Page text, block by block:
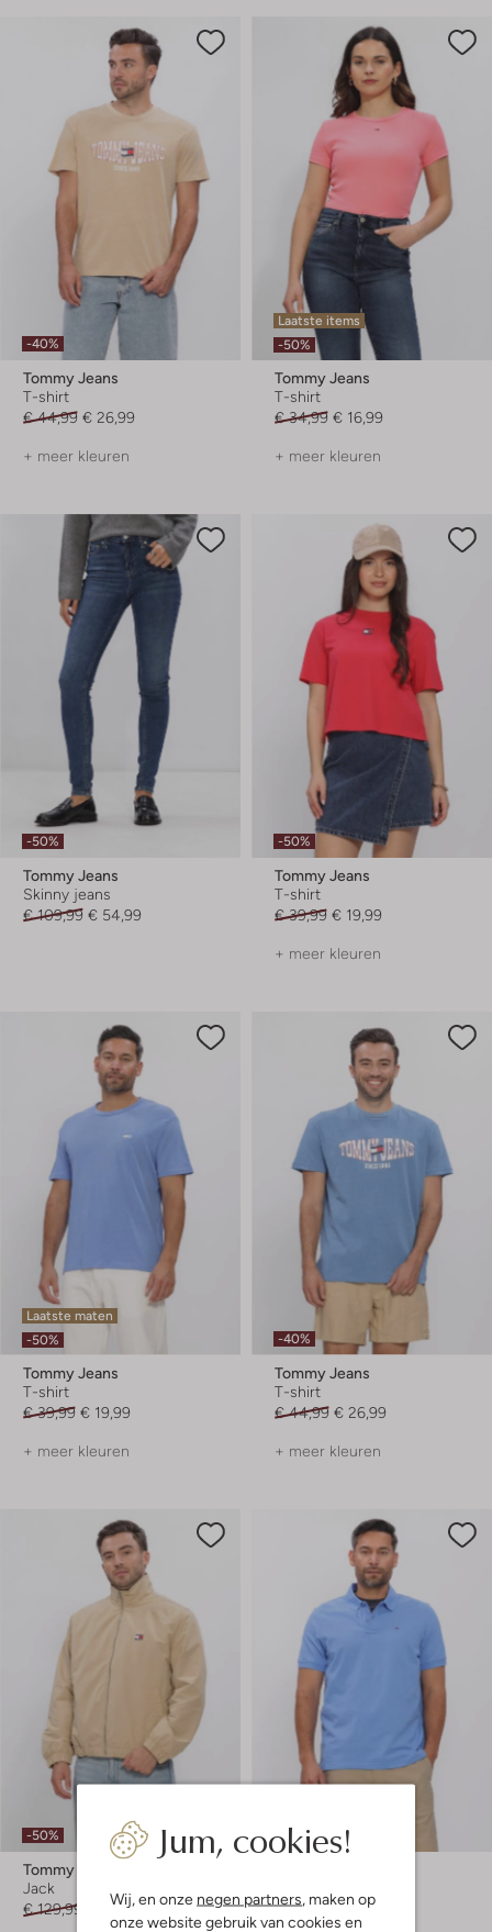
Jum, cookies!
Wij, en onze negen partners, maken op
onze website gebruik van cookies en
-40%
Tommy Jeans
T-shirt
€ 44,99 € 26,99
+ meer kleuren
Laatste items
-50%
Tommy Jeans
T-shirt
€ 34,99 € 16,99
+ meer kleuren
-50%
Tommy Jeans
Skinny jeans
€ 109,99 € 54,99
-50%
Tommy Jeans
T-shirt
€ 39,99 € 19,99
+ meer kleuren
Laatste maten
-50%
Tommy Jeans
T-shirt
€ 39,99 € 19,99
+ meer kleuren
-40%
Tommy Jeans
T-shirt
€ 44,99 € 26,99
+ meer kleuren
-50%
Tommy Jeans
Jack
€ 129,99
€ 64,99
-50%
€ 69,99 € 34,99